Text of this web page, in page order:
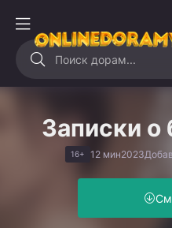
Записки о
16+ 12 мин2023